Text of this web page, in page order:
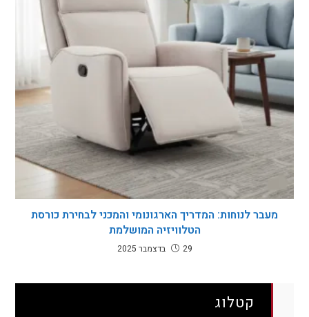
מעבר לנוחות: המדריך הארגונומי והמכני לבחירת כורסת
הטלוויזיה המושלמת
29 בדצמבר 2025
קטלוג